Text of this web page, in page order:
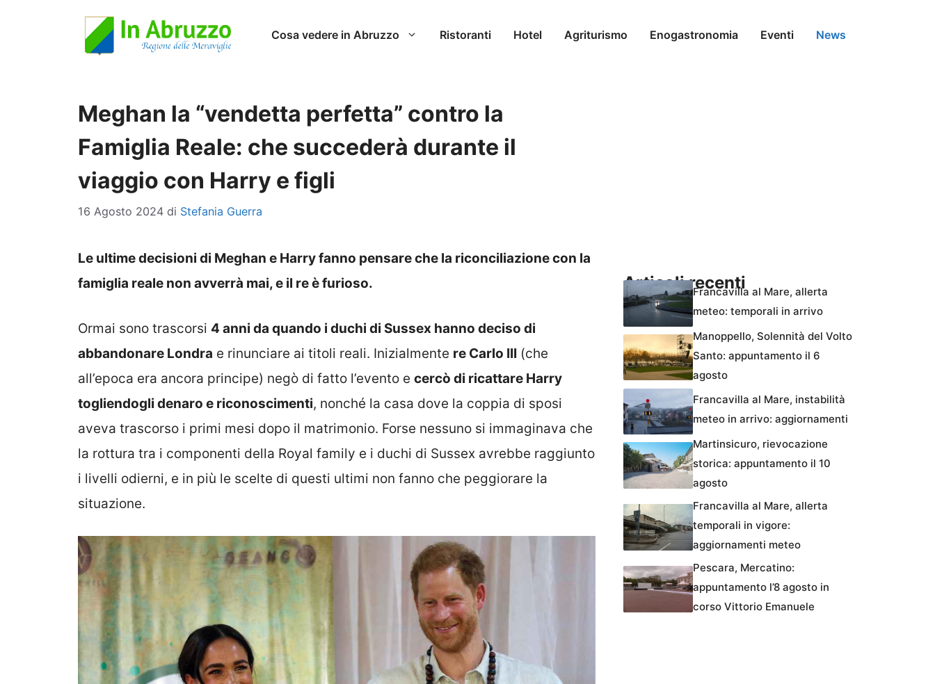
Cosa vedere in Abruzzo Ristoranti Hotel Agriturismo Enogastronomia Eventi News
Meghan la “vendetta perfetta” contro la
Famiglia Reale: che succederà durante il
viaggio con Harry e figli
16 Agosto 2024 di Stefania Guerra
Le ultime decisioni di Meghan e Harry fanno pensare che la riconciliazione con la
famiglia reale non avverrà mai, e il re è furioso.
Ormai sono trascorsi 4 anni da quando i duchi di Sussex hanno deciso di
abbandonare Londra e rinunciare ai titoli reali. Inizialmente re Carlo III (che
all’epoca era ancora principe) negò di fatto l’evento e cercò di ricattare Harry
togliendogli denaro e riconoscimenti, nonché la casa dove la coppia di sposi
aveva trascorso i primi mesi dopo il matrimonio. Forse nessuno si immaginava che
la rottura tra i componenti della Royal family e i duchi di Sussex avrebbe raggiunto
i livelli odierni, e in più le scelte di questi ultimi non fanno che peggiorare la
situazione.
Articoli recentiFrancavilla al Mare, allerta
meteo: temporali in arrivo
Manoppello, Solennità del Volto
Santo: appuntamento il 6
agosto
Francavilla al Mare, instabilità
meteo in arrivo: aggiornamenti
Martinsicuro, rievocazione
storica: appuntamento il 10
agosto
Francavilla al Mare, allerta
temporali in vigore:
aggiornamenti meteo
Pescara, Mercatino:
appuntamento l’8 agosto in
corso Vittorio Emanuele